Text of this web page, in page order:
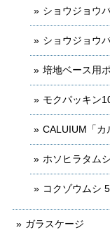
ショウジョウ
ショウジョウ
培地ベース用
モクパッキン
CALUIUM「カ
ホソヒラタム
コクゾウムシ
ガラスケージ